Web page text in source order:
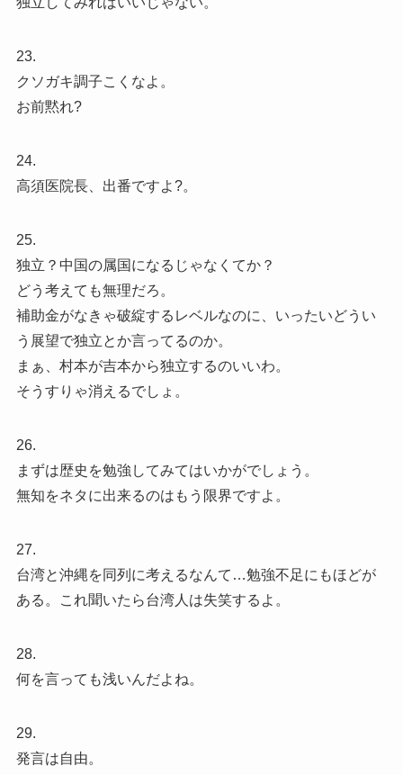
23.
クソガキ調子こくなよ。
お前黙れ?
24.
高須医院長、出番ですよ?。
25.
独立？中国の属国になるじゃなくてか？
どう考えても無理だろ。
補助金がなきゃ破綻するレベルなのに、いったいどうい
う展望で独立とか言ってるのか。
まぁ、村本が吉本から独立するのいいわ。
そうすりゃ消えるでしょ。
26.
まずは歴史を勉強してみてはいかがでしょう。
無知をネタに出来るのはもう限界ですよ。
27.
台湾と沖縄を同列に考えるなんて…勉強不足にもほどが
ある。これ聞いたら台湾人は失笑するよ。
28.
何を言っても浅いんだよね。
29.
発言は自由。